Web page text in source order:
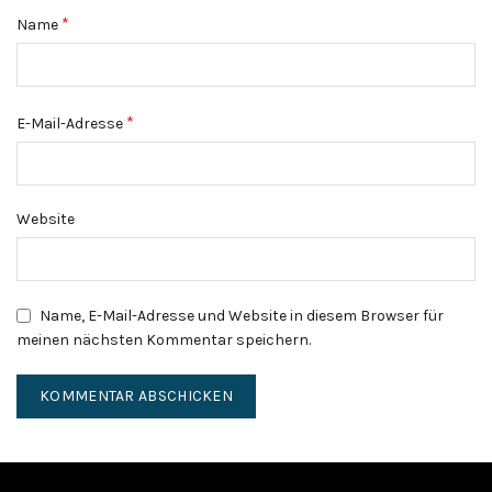
Name *
E-Mail-Adresse *
Website
Name, E-Mail-Adresse und Website in diesem Browser für
meinen nächsten Kommentar speichern.